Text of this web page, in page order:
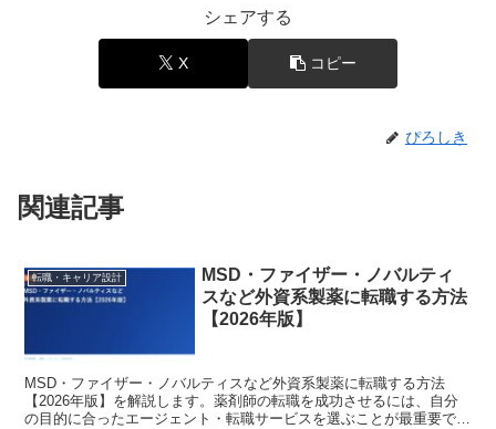
シェアする
X コピー
ぴろしき
関連記事
転職・キャリア設計
MSD・ファイザー・ノバルティ
スなど外資系製薬に転職する方法
【2026年版】
MSD・ファイザー・ノバルティスなど外資系製薬に転職する方法
【2026年版】を解説します。薬剤師の転職を成功させるには、自分
の目的に合ったエージェント・転職サービスを選ぶことが最重要で